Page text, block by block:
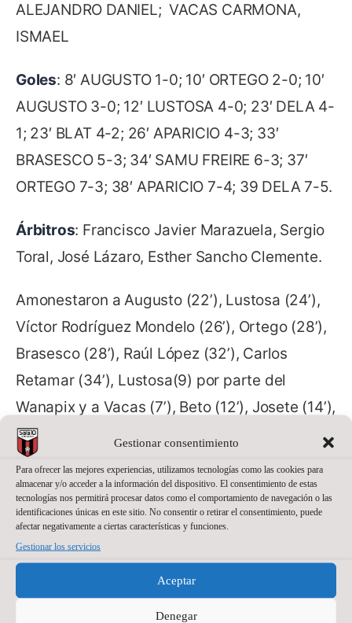
Gestionar consentimiento
Para ofrecer las mejores experiencias, utilizamos tecnologías como las cookies para
almacenar y/o acceder a la información del dispositivo. El consentimiento de estas
tecnologías nos permitirá procesar datos como el comportamiento de navegación o las
identificaciones únicas en este sitio. No consentir o retirar el consentimiento, puede
afectar negativamente a ciertas características y funciones.
Gestionar los servicios
Aceptar
Denegar
ALEJANDRO DANIEL; VACAS CARMONA,
ISMAEL
Goles: 8′ AUGUSTO 1-0; 10′ ORTEGO 2-0; 10′
AUGUSTO 3-0; 12′ LUSTOSA 4-0; 23′ DELA 4-
1; 23′ BLAT 4-2; 26′ APARICIO 4-3; 33′
BRASESCO 5-3; 34′ SAMU FREIRE 6-3; 37′
ORTEGO 7-3; 38′ APARICIO 7-4; 39 DELA 7-5.
Árbitros: Francisco Javier Marazuela, Sergio
Toral, José Lázaro, Esther Sancho Clemente.
Amonestaron a Augusto (22’), Lustosa (24’),
Víctor Rodríguez Mondelo (26’), Ortego (28’),
Brasesco (28’), Raúl López (32’), Carlos
Retamar (34’), Lustosa(9) por parte del
Wanapix y a Vacas (7’), Beto (12’), Josete (14’),
Guillermo Martínez (16’); Nico Rosa (17’);
Rufino (33’); Nacho gil (36’); Nico Rosa (39’)
por la de El Ejido.